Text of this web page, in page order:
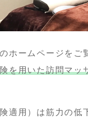
ホームページをご
を用いた訪問マ
適用）は筋力の